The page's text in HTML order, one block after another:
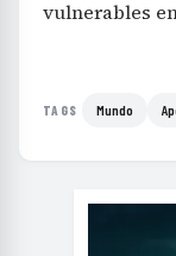
vulnerables
TAGS Mundo